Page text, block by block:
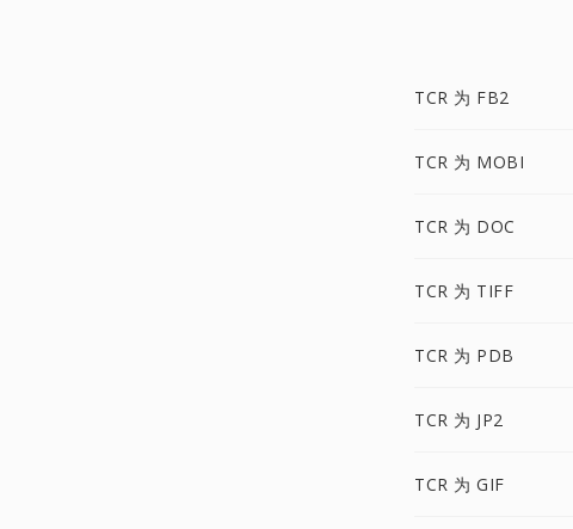
TCR 为 FB2
TCR 为 MOBI
TCR 为 DOC
TCR 为 TIFF
TCR 为 PDB
TCR 为 JP2
TCR 为 GIF